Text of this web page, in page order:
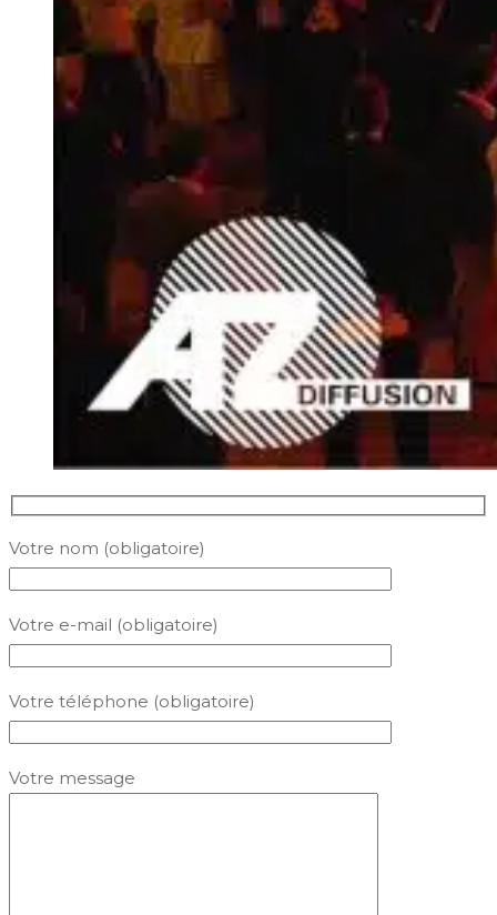
Votre nom (obligatoire)
Votre e-mail (obligatoire)
Votre téléphone (obligatoire)
Votre message